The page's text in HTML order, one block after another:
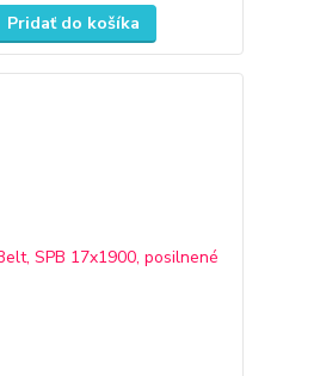
Pridať do košíka